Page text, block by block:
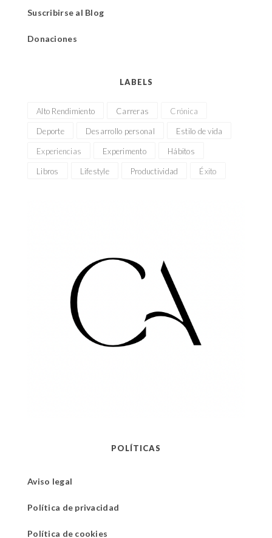
Suscribirse al Blog
Donaciones
LABELS
Alto Rendimiento Carreras Crónica
Deporte Desarrollo personal Estilo de vida
Experiencias Experimento Hábitos
Libros Lifestyle Productividad Éxito
POLÍTICAS
Aviso legal
Política de privacidad
Política de cookies